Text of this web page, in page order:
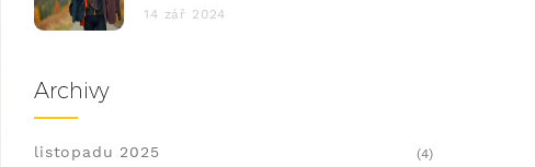
14 zář 2024
Archivy
listopadu 2025 (4)